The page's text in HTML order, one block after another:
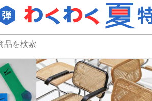
ショッピング 旅行